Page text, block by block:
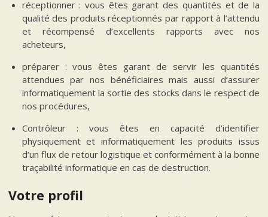
réceptionner : vous êtes garant des quantités et de la
qualité des produits réceptionnés par rapport à l’attendu
et récompensé d’excellents rapports avec nos
acheteurs,
préparer : vous êtes garant de servir les quantités
attendues par nos bénéficiaires mais aussi d’assurer
informatiquement la sortie des stocks dans le respect de
nos procédures,
Contrôleur : vous êtes en capacité d’identifier
physiquement et informatiquement les produits issus
d’un flux de retour logistique et conformément à la bonne
traçabilité informatique en cas de destruction.
Votre profil